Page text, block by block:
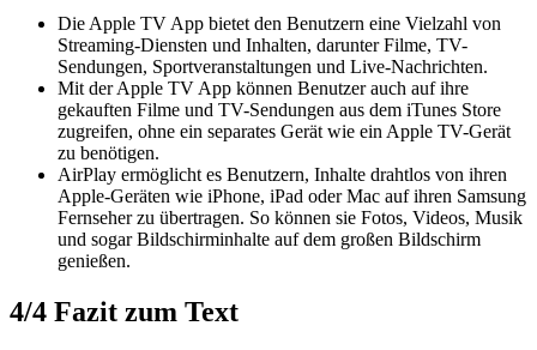
Die Apple TV App bietet den Benutzern eine Vielzahl von
Streaming-Diensten und Inhalten, darunter Filme, TV-
Sendungen, Sportveranstaltungen und Live-Nachrichten.
Mit der Apple TV App können Benutzer auch auf ihre
gekauften Filme und TV-Sendungen aus dem iTunes Store
zugreifen, ohne ein separates Gerät wie ein Apple TV-Gerät
zu benötigen.
AirPlay ermöglicht es Benutzern, Inhalte drahtlos von ihren
Apple-Geräten wie iPhone, iPad oder Mac auf ihren Samsung
Fernseher zu übertragen. So können sie Fotos, Videos, Musik
und sogar Bildschirminhalte auf dem großen Bildschirm
genießen.
4/4 Fazit zum Text